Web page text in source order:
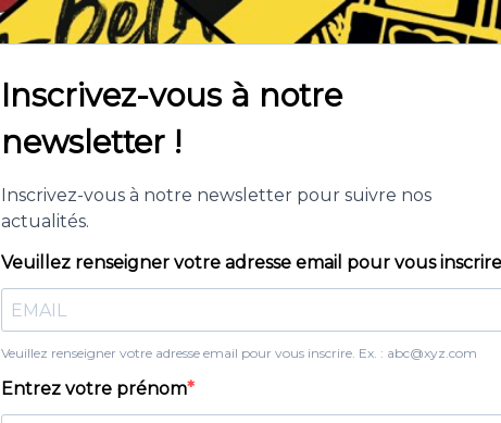
Inscrivez-vous à notre
newsletter !
Inscrivez-vous à notre newsletter pour suivre nos
actualités.
Veuillez renseigner votre adresse email pour vous inscrire
Veuillez renseigner votre adresse email pour vous inscrire. Ex. : abc@xyz.com
Entrez votre prénom